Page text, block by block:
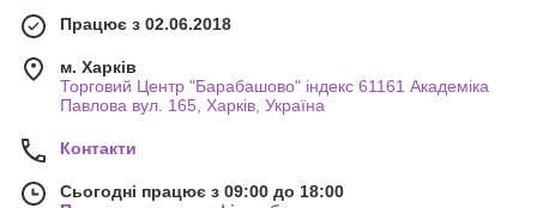
Працює з 02.06.2018
м. Харків
Торговий Центр "Барабашово" індекс 61161 Академіка
Павлова вул. 165, Харків, Україна
Контакти
Сьогодні працює з 09:00 до 18:00